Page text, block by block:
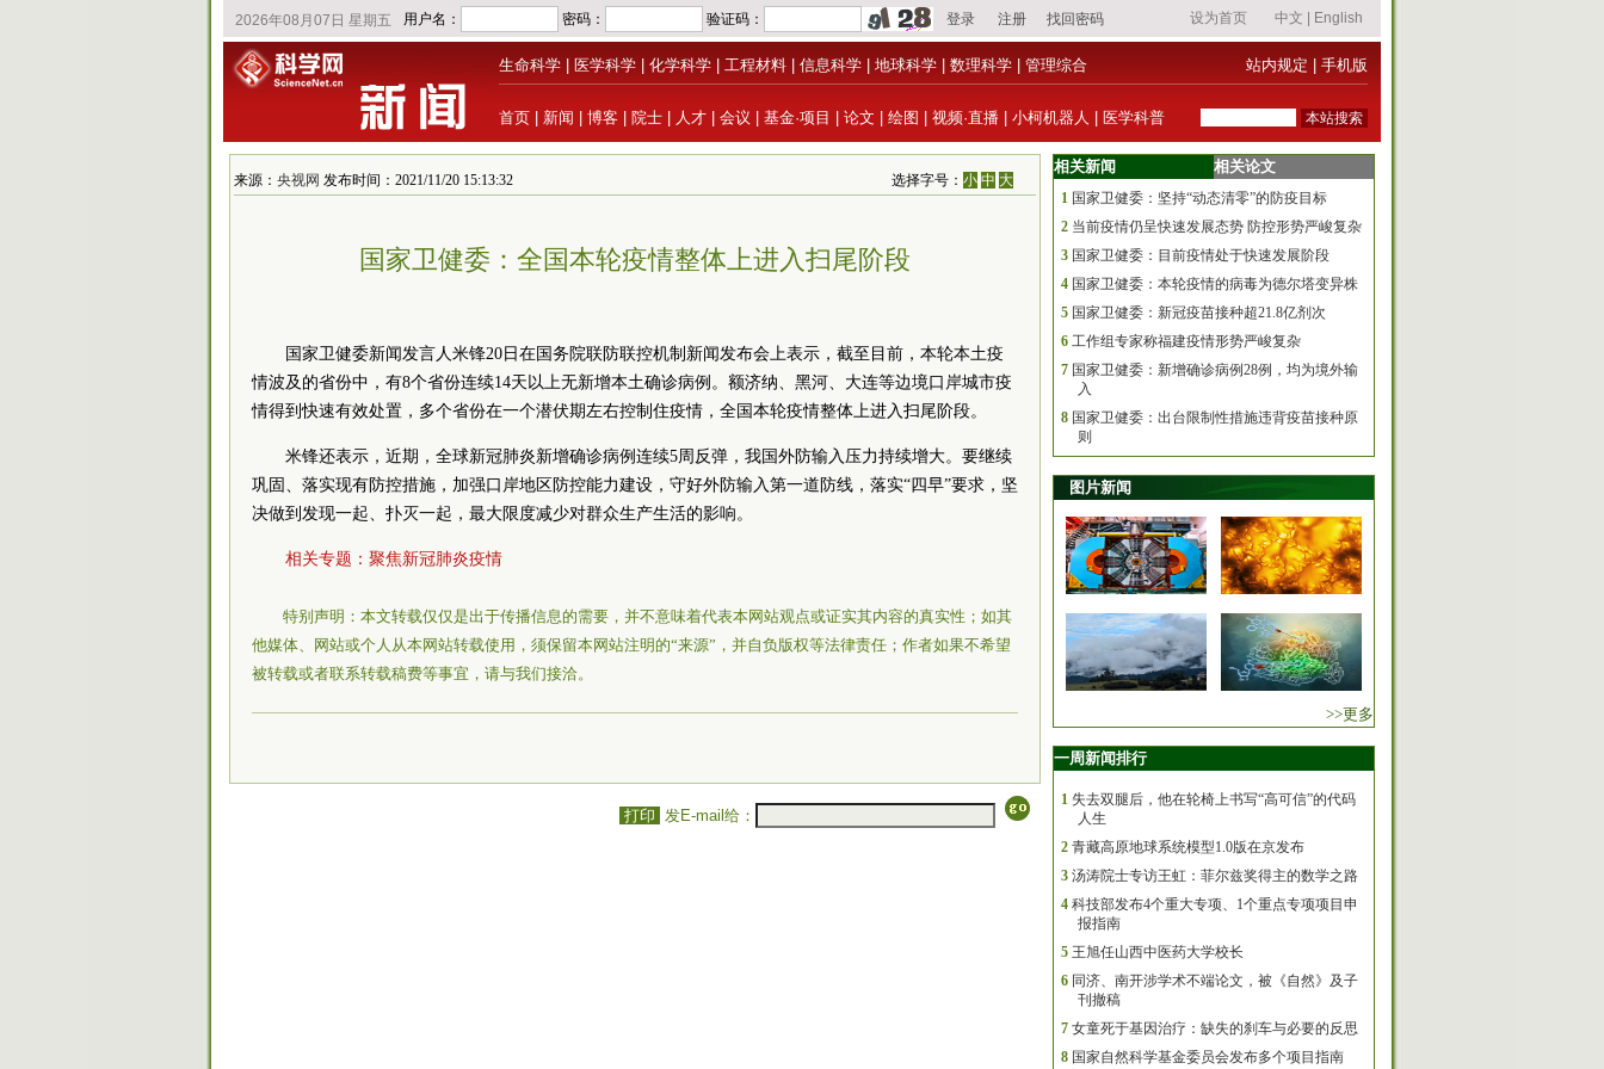
生命科学 医学科学 化学科学 工程材料 信息科学 地球科学 数理科学 管理综合 站内规定 手机版
首页 新闻 博客 院士 人才 会议 基金·项目 论文 绘图 视频·直播 小柯机器人 医学科普
来源： 央视网 发布时间：2021/11/20 15:13:32 选择字号：小 中 大
国家卫健委：全国本轮疫情整体上进入扫尾阶段
国家卫健委新闻发言人米锋20日在国务院联防联控机制新闻发布会上表示，截至目前，本轮本土疫
情波及的省份中，有8个省份连续14天以上无新增本土确诊病例。额济纳、黑河、大连等边境口岸城市疫
情得到快速有效处置，多个省份在一个潜伏期左右控制住疫情，全国本轮疫情整体上进入扫尾阶段。
米锋还表示，近期，全球新冠肺炎新增确诊病例连续5周反弹，我国外防输入压力持续增大。要继续
巩固、落实现有防控措施，加强口岸地区防控能力建设，守好外防输入第一道防线，落实“四早”要求，坚
决做到发现一起、扑灭一起，最大限度减少对群众生产生活的影响。
相关专题： 聚焦新冠肺炎疫情
特别声明：本文转载仅仅是出于传播信息的需要，并不意味着代表本网站观点或证实其内容的真实性；如其
他媒体、网站或个人从本网站转载使用，须保留本网站注明的“来源”，并自负版权等法律责任；作者如果不希望
被转载或者联系转载稿费等事宜，请与我们接洽。
打印 发E-mail给：
相关新闻 相关论文
1 国家卫健委：坚持“动态清零”的防疫目标
2 当前疫情仍呈快速发展态势 防控形势严峻复杂
3 国家卫健委：目前疫情处于快速发展阶段
4 国家卫健委：本轮疫情的病毒为德尔塔变异株
5 国家卫健委：新冠疫苗接种超21.8亿剂次
6 工作组专家称福建疫情形势严峻复杂
7 国家卫健委：新增确诊病例28例，均为境外输
入
8 国家卫健委：出台限制性措施违背疫苗接种原
则
图片新闻
>>更多
一周新闻排行
1 失去双腿后，他在轮椅上书写“高可信”的代码
人生
2 青藏高原地球系统模型1.0版在京发布
3 汤涛院士专访王虹：菲尔兹奖得主的数学之路
4 科技部发布4个重大专项、1个重点专项项目申
报指南
5 王旭任山西中医药大学校长
6 同济、南开涉学术不端论文，被《自然》及子
刊撤稿
7 女童死于基因治疗：缺失的刹车与必要的反思
8 国家自然科学基金委员会发布多个项目指南